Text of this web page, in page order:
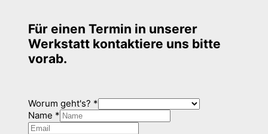
Für einen Termin in unserer
Werkstatt kontaktiere uns bitte
vorab.
Worum geht's? *
Name *